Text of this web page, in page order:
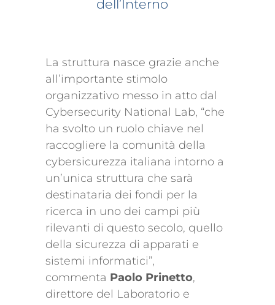
dell’Interno
La struttura nasce grazie anche
all’importante stimolo
organizzativo messo in atto dal
Cybersecurity National Lab, “che
ha svolto un ruolo chiave nel
raccogliere la comunità della
cybersicurezza italiana intorno a
un’unica struttura che sarà
destinataria dei fondi per la
ricerca in uno dei campi più
rilevanti di questo secolo, quello
della sicurezza di apparati e
sistemi informatici”,
commenta Paolo Prinetto,
direttore del Laboratorio e